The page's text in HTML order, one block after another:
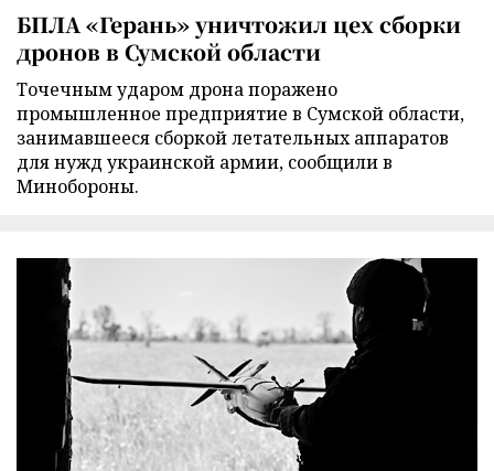
БПЛА «Герань» уничтожил цех сборки
дронов в Сумской области
Точечным ударом дрона поражено
промышленное предприятие в Сумской области,
занимавшееся сборкой летательных аппаратов
для нужд украинской армии, сообщили в
Минобороны.